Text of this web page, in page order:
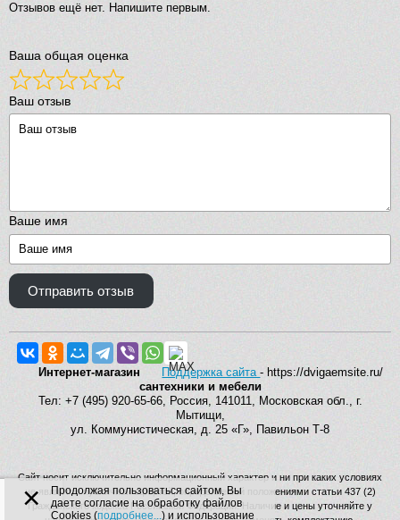
Отзывов ещё нет. Напишите первым.
Ваша общая оценка
Ваш отзыв
Ваше имя
Отправить отзыв
Поддержка сайта- https://dvigaemsite.ru/
Интернет-магазин
сантехники и мебели
Тел: +7 (495) 920-65-66, Россия, 141011, Московская обл., г.
Мытищи,
ул. Коммунистическая, д. 25 «Г», Павильон Т-8
Сайт носит исключительно информационный характер и ни при каких условиях
не является публичной офертой, определяемой положениями статьи 437 (2)
Гражданского кодекса Российской Федерации. Наличие и цены уточняйте у
×
Продолжая пользоваться сайтом, Вы
даете согласие на обработку файлов
Cookies (подробнее...) и использование